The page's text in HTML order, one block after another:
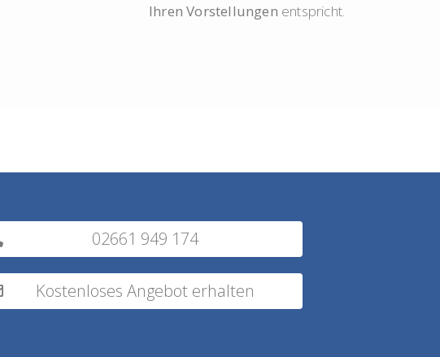
Ihren Vorstellungen entspricht.
02661 949 174
Kostenloses Angebot erhalten